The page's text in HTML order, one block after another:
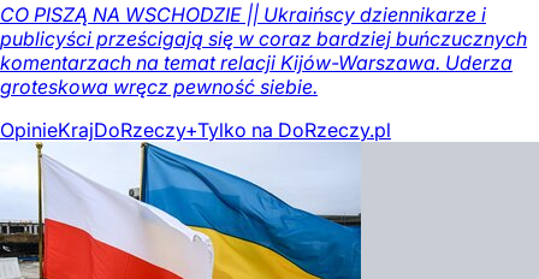
CO PISZĄ NA WSCHODZIE || Ukraińscy dziennikarze i
publicyści prześcigają się w coraz bardziej buńczucznych
komentarzach na temat relacji Kijów-Warszawa. Uderza
groteskowa wręcz pewność siebie.
OpinieKrajDoRzeczy+Tylko na DoRzeczy.pl